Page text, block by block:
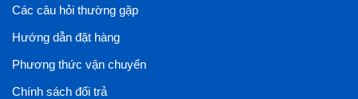
Các câu hỏi thường gặp
Hướng dẫn đặt hàng
Phương thức vận chuyển
Chính sách đổi trả